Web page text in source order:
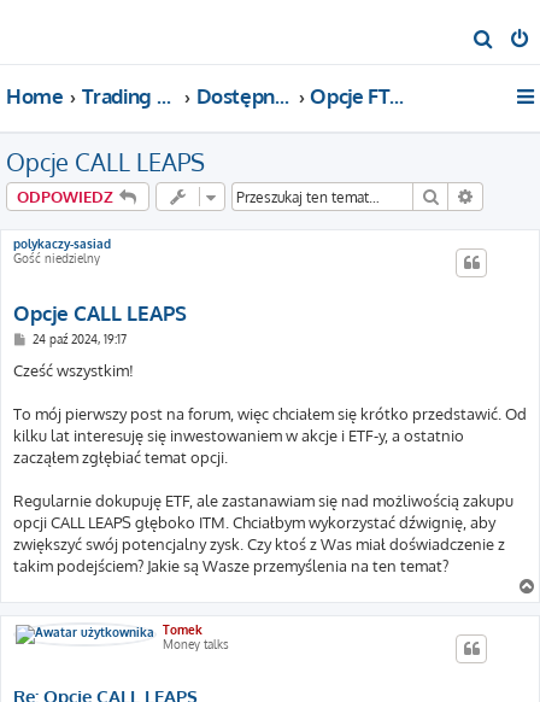
z
Home Trading For a Living Dostępne kategorie Opcje FTW!
Opcje CALL LEAPS
ODPOWIEDZ Szukaj
polykaczy-sasiad
Gość niedzielny
Opcje CALL LEAPS
P
s
t
24 paź 2024, 19:17
Cześć wszystkim!
To mój pierwszy post na forum, więc chciałem się krótko przedstawić. Od
kilku lat interesuję się inwestowaniem w akcje i ETF-y, a ostatnio
zacząłem zgłębiać temat opcji.
Regularnie dokupuję ETF, ale zastanawiam się nad możliwością zakupu
opcji CALL LEAPS głęboko ITM. Chciałbym wykorzystać dźwignię, aby
zwiększyć swój potencjalny zysk. Czy ktoś z Was miał doświadczenie z
takim podejściem? Jakie są Wasze przemyślenia na ten temat?
Tomek
Money talks
Re: Opcje CALL LEAPS